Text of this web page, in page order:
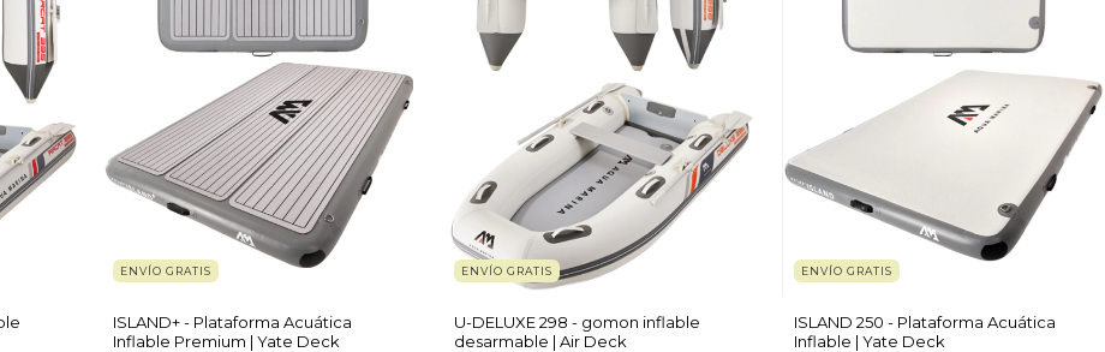
ENVÍO GRATIS
ISLAND+ - Plataforma Acuática
Inflable Premium | Yate Deck
ENVÍO GRATIS
U-DELUXE 298 - gomon inflable
desarmable | Air Deck
ENVÍO GRATIS
ISLAND 250 - Plataforma Acuática
Inflable | Yate Deck